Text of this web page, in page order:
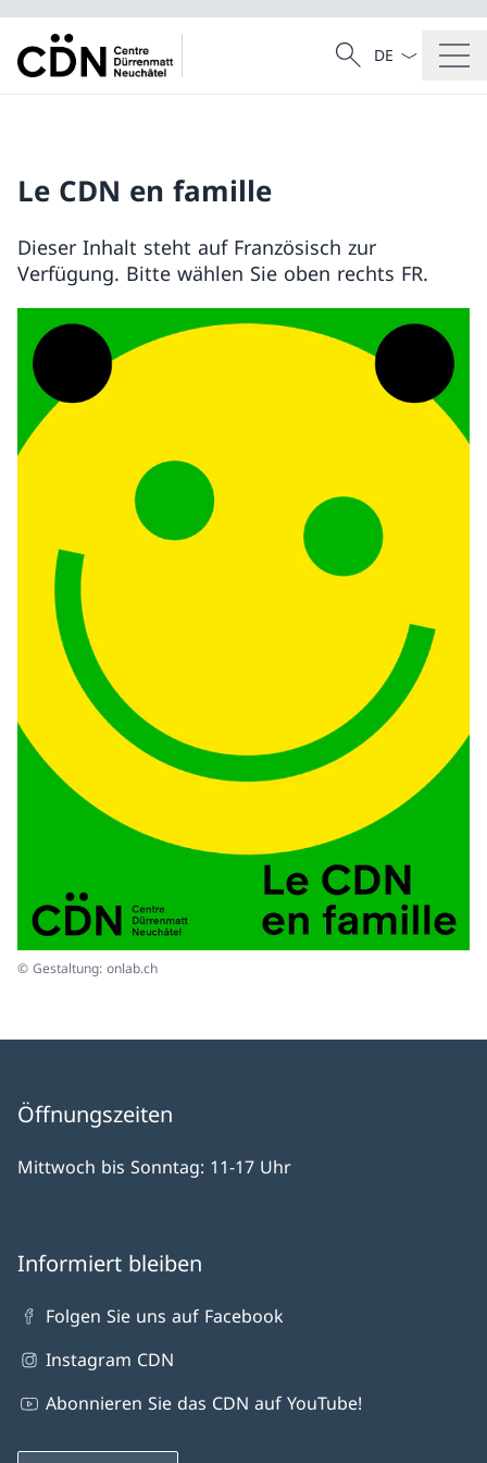
Suche
Suche
Sprach
Le CDN en famille
Dieser Inhalt steht auf Französisch zur
Verfügung. Bitte wählen Sie oben rechts FR.
© Gestaltung: onlab.ch
Öffnungszeiten
Mittwoch bis Sonntag: 11-17 Uhr
Informiert bleiben
Folgen Sie uns auf Facebook
Instagram CDN
Abonnieren Sie das CDN auf YouTube!